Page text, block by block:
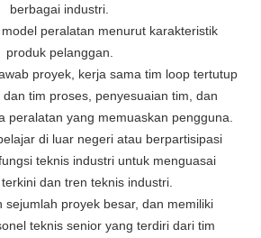
berbagai industri.
peralatan menurut karakteristik
produk pelanggan.
proyek, kerja sama tim loop tertutup
tim proses, penyesuaian tim, dan
peralatan yang memuaskan pengguna.
di luar negeri atau berpartisipasi
teknis industri untuk menguasai
dan tren teknis industri.
sejumlah proyek besar, dan memiliki
teknis senior yang terdiri dari tim